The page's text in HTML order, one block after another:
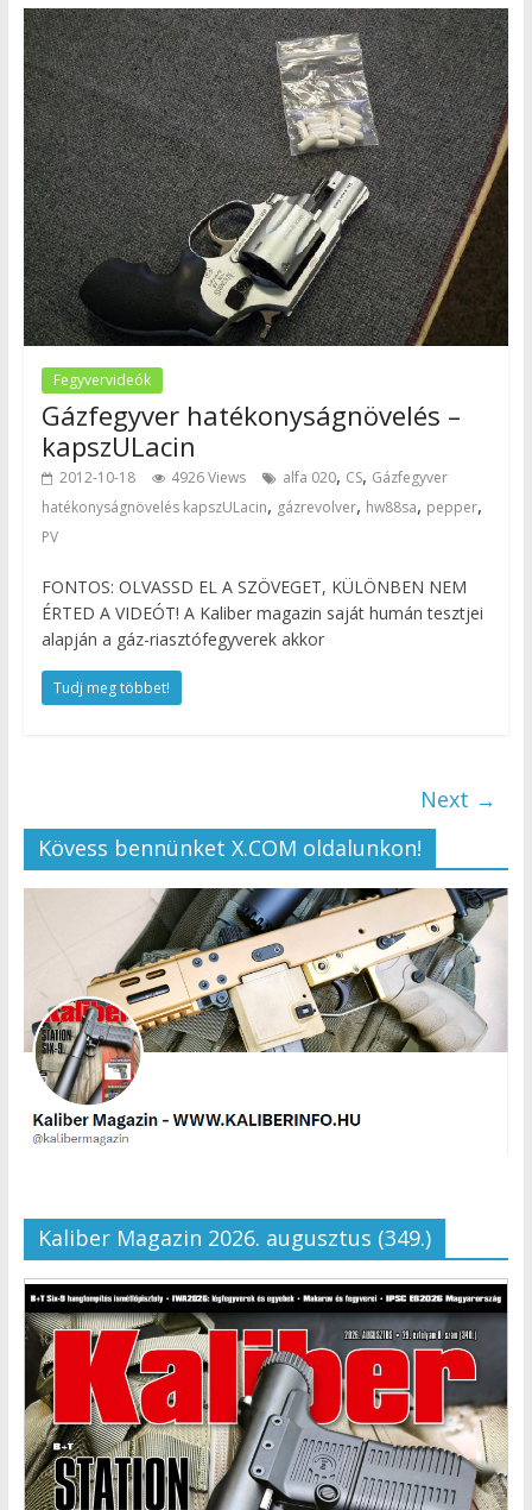
Fegyvervideók
Gázfegyver hatékonyságnövelés –
kapszULacin
2012-10-18 4926 Views alfa 020, CS, Gázfegyver
hatékonyságnövelés kapszULacin, gázrevolver, hw88sa, pepper,
PV
FONTOS: OLVASSD EL A SZÖVEGET, KÜLÖNBEN NEM
ÉRTED A VIDEÓT! A Kaliber magazin saját humán tesztjei
alapján a gáz-riasztófegyverek akkor
Tudj meg többet!
Next →
Kövess bennünket X.COM oldalunkon!
Kaliber Magazin 2026. augusztus (349.)